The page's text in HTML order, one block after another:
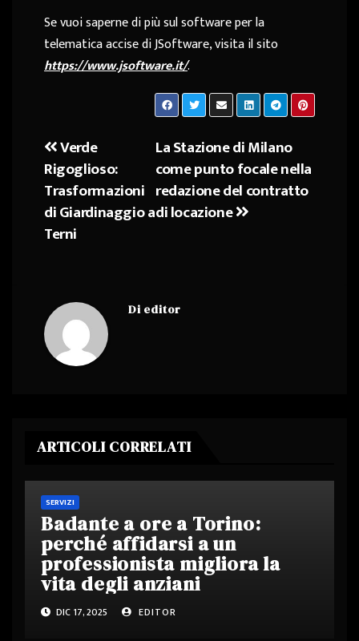
Se vuoi saperne di più sul software per la
telematica accise di JSoftware, visita il sito
https://www.jsoftware.it/.
Navigazione
articoli
La Stazione di Milano
come punto focale nella
redazione del contratto
di locazione
Verde
Rigoglioso:
Trasformazioni
di Giardinaggio a
Terni
Di editor
ARTICOLI CORRELATI
SERVIZI
Badante a ore a Torino:
perché affidarsi a un
professionista migliora la
vita degli anziani
DIC 17, 2025 EDITOR